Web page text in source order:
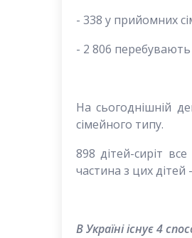
- 338 у прийомних
- 2 806 перебувають
На сьогоднішній
сімейного типу.
898 дітей-сиріт
частина з цих дітей
В Україні існує 4